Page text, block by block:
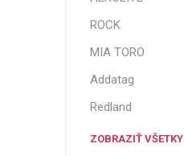
ROCK
MIA TORO
Addatag
Redland
ZOBRAZIŤ VŠETKY